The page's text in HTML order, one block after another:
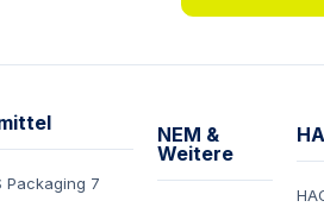
Packaging 7
NEM &
Weitere